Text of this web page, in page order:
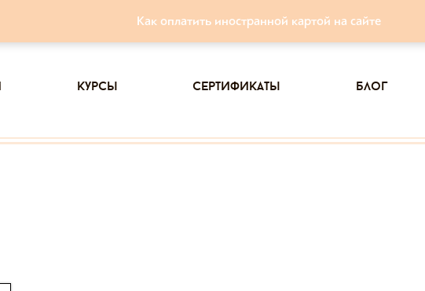
Как оплатить иностранной картой на сайте
курсы сертификаты блог